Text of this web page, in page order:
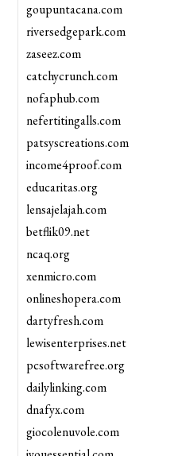
goupuntacana.com
riversedgepark.com
zaseez.com
catchycrunch.com
nofaphub.com
nefertitingalls.com
patsyscreations.com
income4proof.com
educaritas.org
lensajelajah.com
betflik09.net
ncaq.org
xenmicro.com
onlineshopera.com
dartyfresh.com
lewisenterprises.net
pcsoftwarefree.org
dailylinking.com
dnafyx.com
giocolenuvole.com